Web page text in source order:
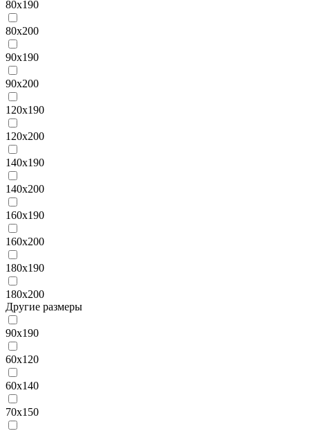
80х190
80х200
90х190
90х200
120х190
120х200
140х190
140х200
160х190
160х200
180х190
180х200
Другие размеры
90х190
60х120
60х140
70х150